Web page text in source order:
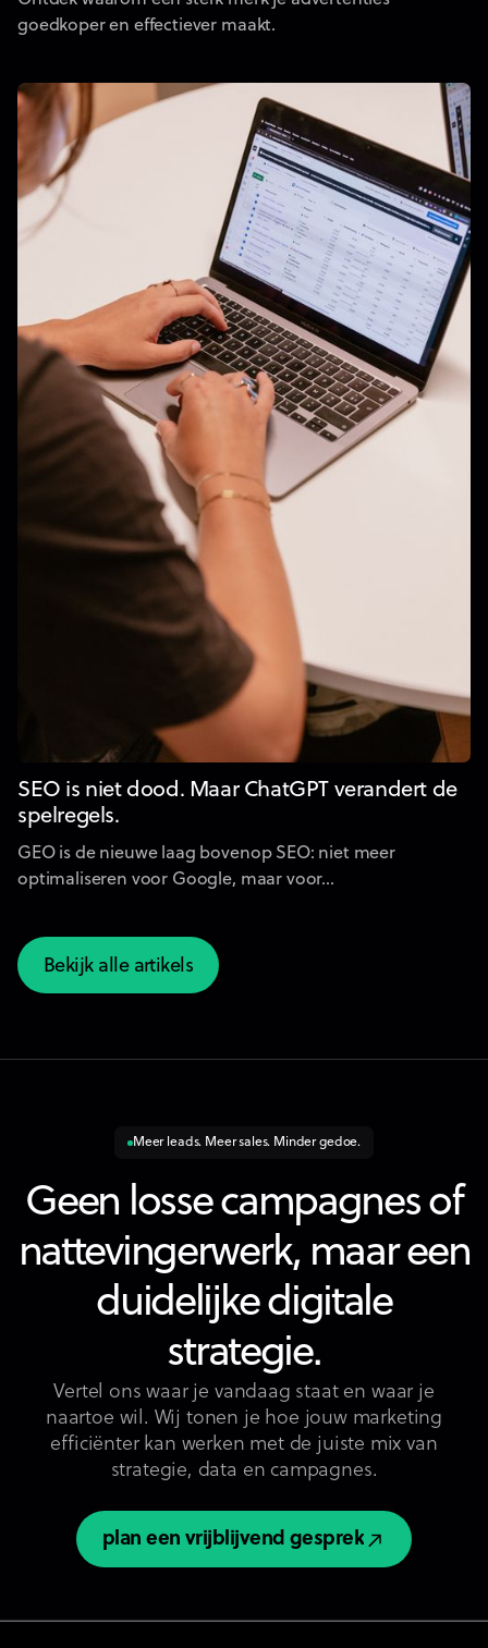
goedkoper en effectiever maakt.
SEO is niet dood. Maar ChatGPT verandert de
spelregels.
GEO is de nieuwe laag bovenop SEO: niet meer
optimaliseren voor Google, maar voor...
Bekijk alle artikels
Bekijk alle artikels
Meer leads. Meer sales. Minder gedoe.
Geen losse campagnes of
nattevingerwerk, maar een
duidelijke digitale
strategie.
Vertel ons waar je vandaag staat en waar je
naartoe wil. Wij tonen je hoe jouw marketing
efficiënter kan werken met de juiste mix van
strategie, data en campagnes.
plan een vrijblijvend gesprek
plan een vrijblijvend gesprek